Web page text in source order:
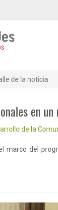
de la noticia
en
de la
marco del